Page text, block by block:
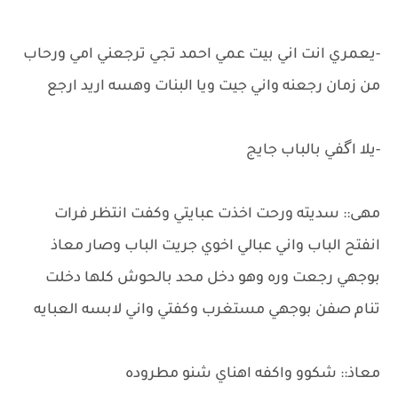
-يعمري انت اني بيت عمي احمد تجي ترجعني امي ورحاب
من زمان رجعنه واني جيت ويا البنات وهسه اريد ارجع
-يلا اگفي بالباب جايج
مهى:: سديته ورحت اخذت عبايتي وكفت انتظر فرات
انفتح الباب واني عبالي اخوي جريت الباب وصار معاذ
بوجهي رجعت وره وهو دخل محد بالحوش كلها دخلت
تنام صفن بوجهي مستغرب وكفتي واني لابسه العبايه
معاذ:: شكوو واكفه اهناي شنو مطروده